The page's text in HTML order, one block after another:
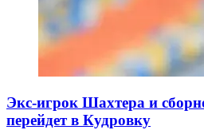
Экс-игрок Шахтера и
перейдет в Кудровку